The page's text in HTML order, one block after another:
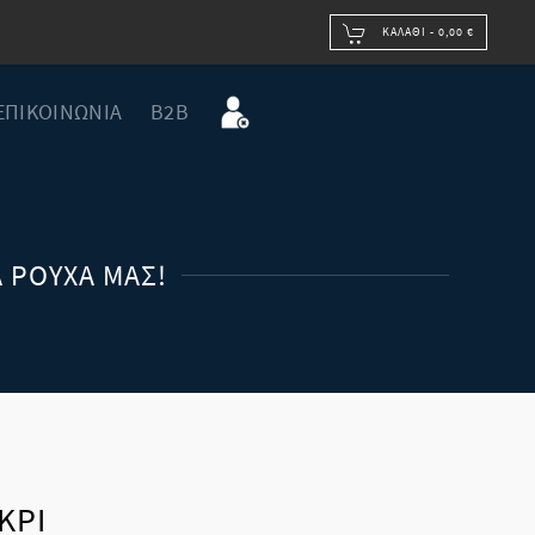
ΚΑΛΆΘΙ - 0,00 €
B2B
ΡΟΎΧΑ ΜΑΣ!